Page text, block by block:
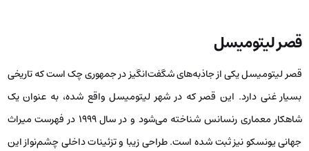
قصر لیتومیسل
قصر لیتومیسل یکی از جاذبه‌های شگفت‌انگیز در جمهوری چک است که تاریخی
بسیار غنی دارد. این قصر که در شهر لیتومیسل واقع شده، به عنوان یک
شاهکار معماری رنسانس شناخته می‌شود و در سال ۱۹۹۹ در فهرست میراث
جهانی یونسکو نیز ثبت شده است. طراحی زیبا و تزئینات داخلی چشم‌نواز این